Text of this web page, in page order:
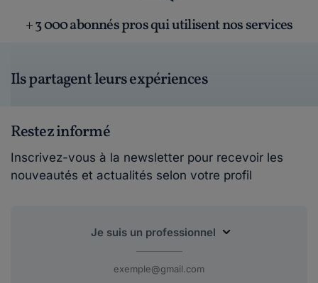
+ 3 000 abonnés pros qui utilisent nos services
Ils partagent leurs expériences
Restez informé
Inscrivez-vous à la newsletter pour recevoir les
nouveautés et actualités selon votre profil